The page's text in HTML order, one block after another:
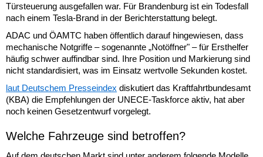
Türsteuerung ausgefallen war. Für Brandenburg ist ein Todesfall
nach einem Tesla-Brand in der Berichterstattung belegt.
ADAC und ÖAMTC haben öffentlich darauf hingewiesen, dass
mechanische Notgriffe – sogenannte „Notöffner" – für Ersthelfer
häufig schwer auffindbar sind. Ihre Position und Markierung sind
nicht standardisiert, was im Einsatz wertvolle Sekunden kostet.
laut Deutschem Presseindex diskutiert das Kraftfahrtbundesamt
(KBA) die Empfehlungen der UNECE-Taskforce aktiv, hat aber
noch keinen Gesetzentwurf vorgelegt.
Welche Fahrzeuge sind betroffen?